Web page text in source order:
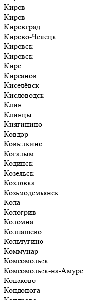
Киров
Киров
Кировград
Кирово-Чепецк
Кировск
Кировск
Кирс
Кирсанов
Киселёвск
Кисловодск
Клин
Клинцы
Княгинино
Ковдор
Ковылкино
Когалым
Кодинск
Козельск
Козловка
Козьмодемьянск
Кола
Кологрив
Коломна
Колпашево
Кольчугино
Коммунар
Комсомольск
Комсомольск-на-Амуре
Конаково
Кондопога